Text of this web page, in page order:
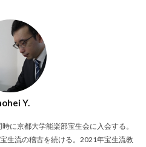
Y.
に京都大学能楽部宝生会に入会する。
生流の稽古を続ける。2021年宝生流教